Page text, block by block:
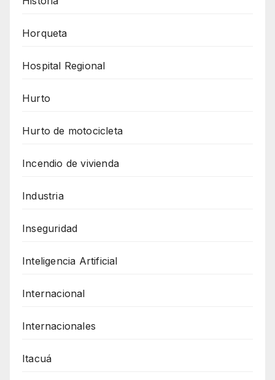
Horqueta
Hospital Regional
Hurto
Hurto de motocicleta
Incendio de vivienda
Industria
Inseguridad
Inteligencia Artificial
Internacional
Internacionales
Itacuá